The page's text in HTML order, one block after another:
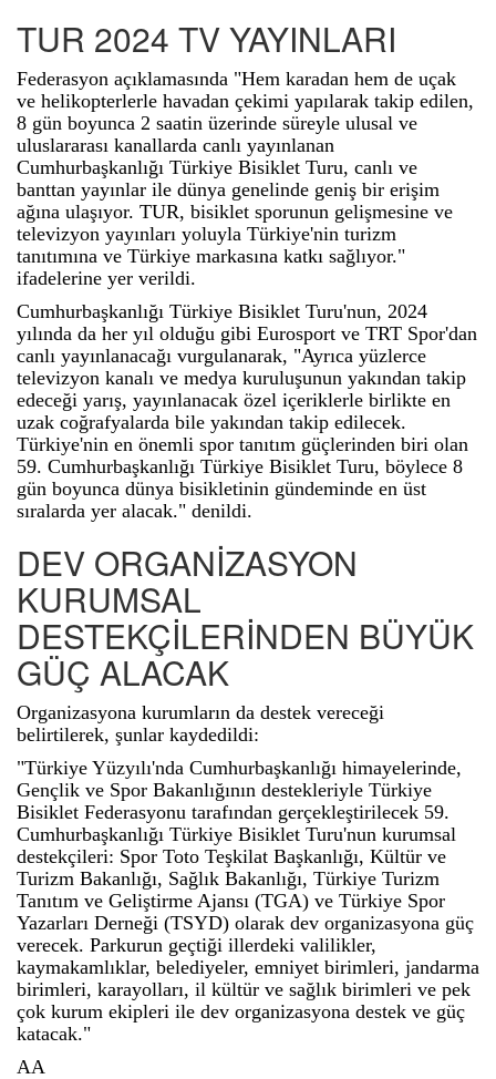
TUR 2024 TV YAYINLARI
Federasyon açıklamasında "Hem karadan hem de uçak
ve helikopterlerle havadan çekimi yapılarak takip edilen,
8 gün boyunca 2 saatin üzerinde süreyle ulusal ve
uluslararası kanallarda canlı yayınlanan
Cumhurbaşkanlığı Türkiye Bisiklet Turu, canlı ve
banttan yayınlar ile dünya genelinde geniş bir erişim
ağına ulaşıyor. TUR, bisiklet sporunun gelişmesine ve
televizyon yayınları yoluyla Türkiye'nin turizm
tanıtımına ve Türkiye markasına katkı sağlıyor."
ifadelerine yer verildi.
Cumhurbaşkanlığı Türkiye Bisiklet Turu'nun, 2024
yılında da her yıl olduğu gibi Eurosport ve TRT Spor'dan
canlı yayınlanacağı vurgulanarak, "Ayrıca yüzlerce
televizyon kanalı ve medya kuruluşunun yakından takip
edeceği yarış, yayınlanacak özel içeriklerle birlikte en
uzak coğrafyalarda bile yakından takip edilecek.
Türkiye'nin en önemli spor tanıtım güçlerinden biri olan
59. Cumhurbaşkanlığı Türkiye Bisiklet Turu, böylece 8
gün boyunca dünya bisikletinin gündeminde en üst
sıralarda yer alacak." denildi.
DEV ORGANİZASYON
KURUMSAL
DESTEKÇİLERİNDEN BÜYÜK
GÜÇ ALACAK
Organizasyona kurumların da destek vereceği
belirtilerek, şunlar kaydedildi:
"Türkiye Yüzyılı'nda Cumhurbaşkanlığı himayelerinde,
Gençlik ve Spor Bakanlığının destekleriyle Türkiye
Bisiklet Federasyonu tarafından gerçekleştirilecek 59.
Cumhurbaşkanlığı Türkiye Bisiklet Turu'nun kurumsal
destekçileri: Spor Toto Teşkilat Başkanlığı, Kültür ve
Turizm Bakanlığı, Sağlık Bakanlığı, Türkiye Turizm
Tanıtım ve Geliştirme Ajansı (TGA) ve Türkiye Spor
Yazarları Derneği (TSYD) olarak dev organizasyona güç
verecek. Parkurun geçtiği illerdeki valilikler,
kaymakamlıklar, belediyeler, emniyet birimleri, jandarma
birimleri, karayolları, il kültür ve sağlık birimleri ve pek
çok kurum ekipleri ile dev organizasyona destek ve güç
katacak."
AA